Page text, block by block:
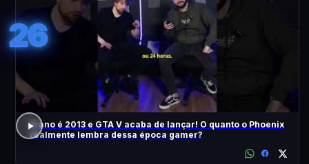
26
O ano é 2013 e GTA V acaba de lançar! O quanto o Phoenix
realmente lembra dessa época gamer?